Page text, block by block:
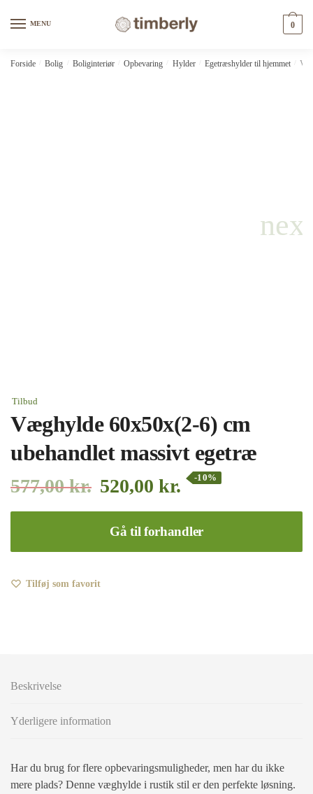
MENU 0
Forside Bolig Boliginteriør Opbevaring Hylder Egetræshylder til hjemmet
Tilbud
Væghylde 60x50x(2-6) cm
ubehandlet massivt egetræ
577,00kr. 520,00 kr. -10%
Gå til forhandler
Tilføj som favorit
Beskrivelse
Yderligere information
Har du brug for flere opbevaringsmuligheder, men har du ikke
mere plads? Denne væghylde i rustik stil er den perfekte løsning.